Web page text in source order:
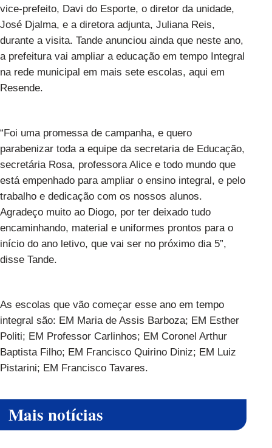
vice-prefeito, Davi do Esporte, o diretor da unidade,
José Djalma, e a diretora adjunta, Juliana Reis,
durante a visita. Tande anunciou ainda que neste ano,
a prefeitura vai ampliar a educação em tempo Integral
na rede municipal em mais sete escolas, aqui em
Resende.
“Foi uma promessa de campanha, e quero
parabenizar toda a equipe da secretaria de Educação,
secretária Rosa, professora Alice e todo mundo que
está empenhado para ampliar o ensino integral, e pelo
trabalho e dedicação com os nossos alunos.
Agradeço muito ao Diogo, por ter deixado tudo
encaminhando, material e uniformes prontos para o
início do ano letivo, que vai ser no próximo dia 5”,
disse Tande.
As escolas que vão começar esse ano em tempo
integral são: EM Maria de Assis Barboza; EM Esther
Politi; EM Professor Carlinhos; EM Coronel Arthur
Baptista Filho; EM Francisco Quirino Diniz; EM Luiz
Pistarini; EM Francisco Tavares.
Mais notícias